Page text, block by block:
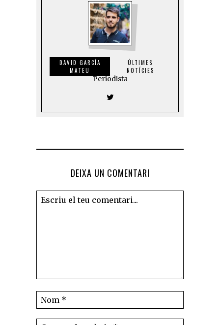
DAVID GARCÍA
MATEU
ÚLTIMES
NOTÍCIES
Periodista
DEIXA UN COMENTARI